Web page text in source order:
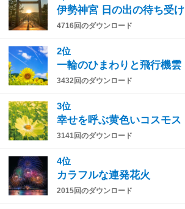
伊勢神宮 日の出の待ち受け
4716回のダウンロード
2位
一輪のひまわりと飛行機雲
3432回のダウンロード
3位
幸せを呼ぶ黄色いコスモス
3141回のダウンロード
4位
カラフルな連発花火
2015回のダウンロード